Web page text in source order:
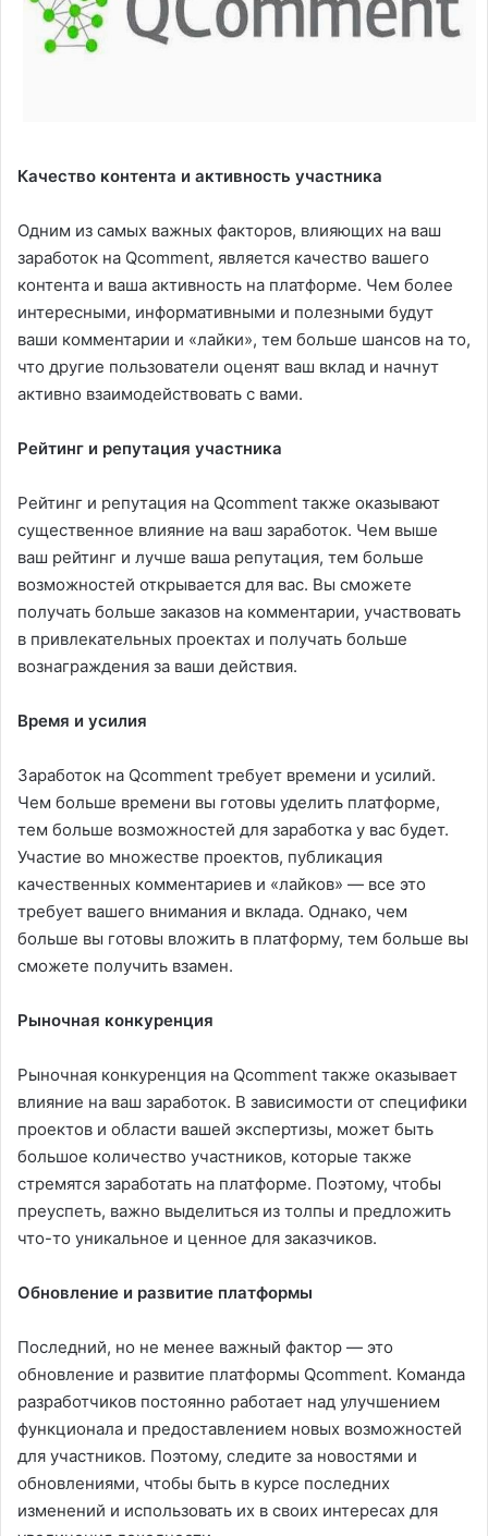
Качество контента и активность участника
Одним из самых важных факторов, влияющих на ваш
заработок на Qcomment, является качество вашего
контента и ваша активность на платформе. Чем более
интересными, информативными и полезными будут
ваши комментарии и «лайки», тем больше шансов на то,
что другие пользователи оценят ваш вклад и начнут
активно взаимодействовать с вами.
Рейтинг и репутация участника
Рейтинг и репутация на Qcomment также оказывают
существенное влияние на ваш заработок. Чем выше
ваш рейтинг и лучше ваша репутация, тем больше
возможностей открывается для вас. Вы сможете
получать больше заказов на комментарии, участвовать
в привлекательных проектах и получать больше
вознаграждения за ваши действия.
Время и усилия
Заработок на Qcomment требует времени и усилий.
Чем больше времени вы готовы уделить платформе,
тем больше возможностей для заработка у вас будет.
Участие во множестве проектов, публикация
качественных комментариев и «лайков» — все это
требует вашего внимания и вклада. Однако, чем
больше вы готовы вложить в платформу, тем больше вы
сможете получить взамен.
Рыночная конкуренция
Рыночная конкуренция на Qcomment также оказывает
влияние на ваш заработок. В зависимости от специфики
проектов и области вашей экспертизы, может быть
большое количество участников, которые также
стремятся заработать на платформе. Поэтому, чтобы
преуспеть, важно выделиться из толпы и предложить
что-то уникальное и ценное для заказчиков.
Обновление и развитие платформы
Последний, но не менее важный фактор — это
обновление и развитие платформы Qcomment. Команда
разработчиков постоянно работает над улучшением
функционала и предоставлением новых возможностей
для участников. Поэтому, следите за новостями и
обновлениями, чтобы быть в курсе последних
изменений и использовать их в своих интересах для